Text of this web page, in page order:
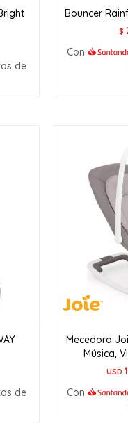
de
Bouncer
$
Con
de
Mecedora
Música,
USD
Con